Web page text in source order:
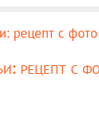
рецепт с